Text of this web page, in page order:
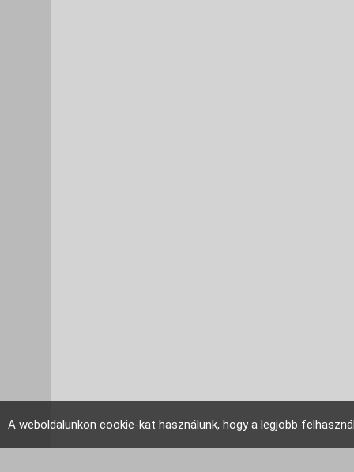
A weboldalunkon cookie-kat használunk, hogy a legjobb